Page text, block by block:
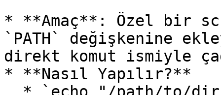
* **Amaç**: Özel bir
`PATH` değişkenine
direkt komut ismiyle
* **Nasıl Yapılır?**